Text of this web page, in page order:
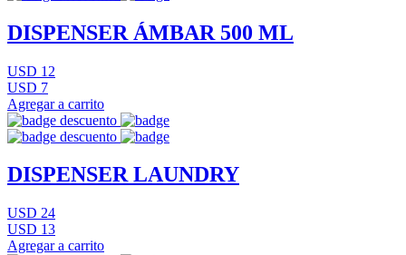
DISPENSER ÁMBAR 500 ML
USD 12
USD 7
Agregar a carrito
DISPENSER LAUNDRY
USD 24
USD 13
Agregar a carrito